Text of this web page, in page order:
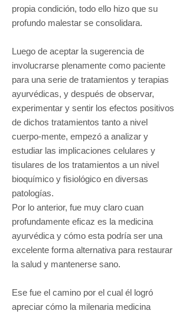
propia condición, todo ello hizo que su
profundo malestar se consolidara.
Luego de aceptar la sugerencia de
involucrarse plenamente como paciente
para una serie de tratamientos y terapias
ayurvédicas, y después de observar,
experimentar y sentir los efectos positivos
de dichos tratamientos tanto a nivel
cuerpo-mente, empezó a analizar y
estudiar las implicaciones celulares y
tisulares de los tratamientos a un nivel
bioquímico y fisiológico en diversas
patologías.
Por lo anterior, fue muy claro cuan
profundamente eficaz es la medicina
ayurvédica y cómo esta podría ser una
excelente forma alternativa para restaurar
la salud y mantenerse sano.
Ese fue el camino por el cual él logró
apreciar cómo la milenaria medicina